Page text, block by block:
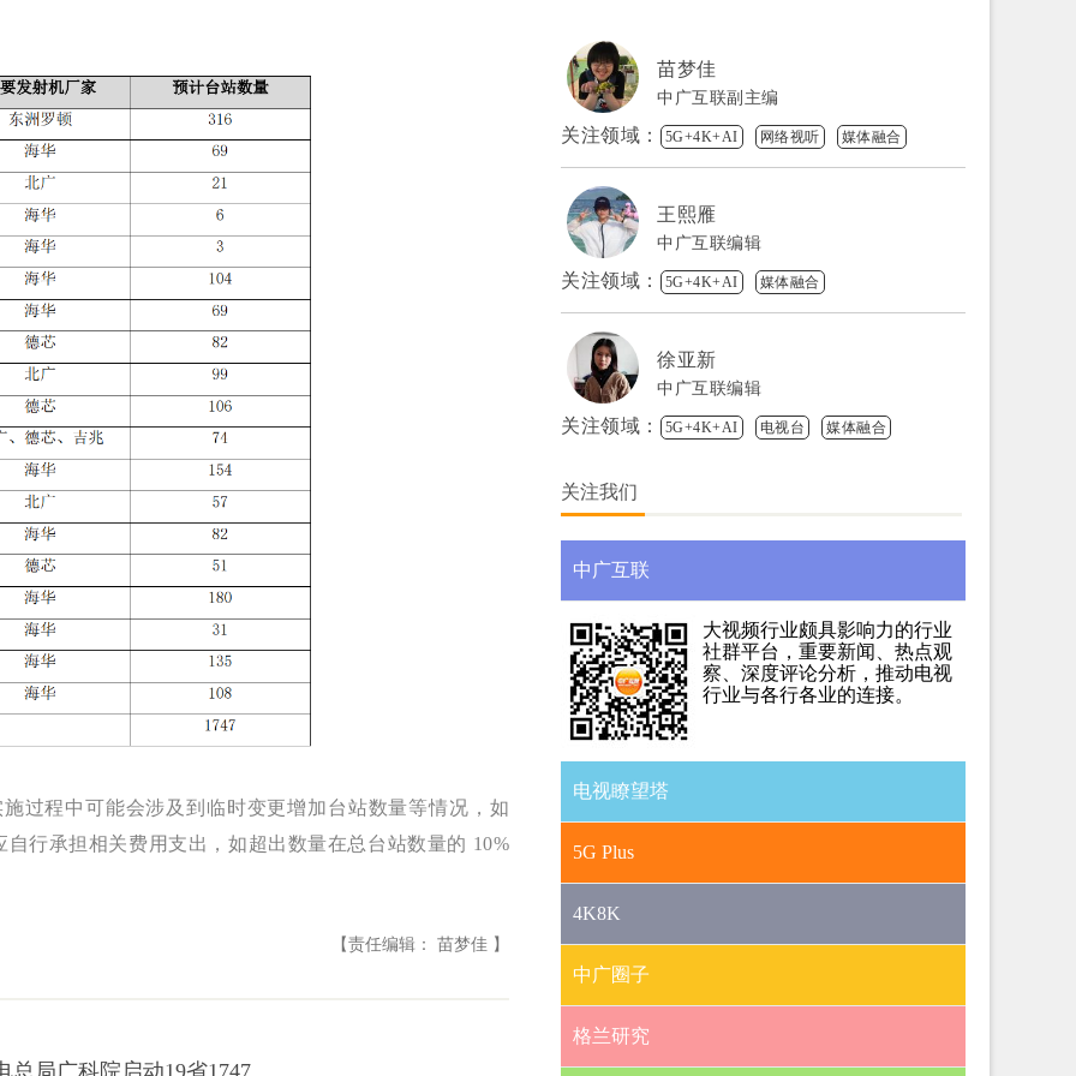
过程中可能会涉及到临时变更增加台站数量等情况，如
行承担相关费用支出，如超出数量在总台站数量的 10%
【责任编辑： 苗梦佳 】
总局广科院启动19省1747...
苗梦佳
中广互联副主编
关注领域： 5G+4K+AI 网络视听 媒体融合
王熙雁
中广互联编辑
关注领域： 5G+4K+AI 媒体融合
徐亚新
中广互联编辑
关注领域： 5G+4K+AI 电视台 媒体融合
关注我们
中广互联
大视频行业颇具影响力的行业
社群平台，重要新闻、热点观
察、深度评论分析，推动电视
行业与各行各业的连接。
电视瞭望塔
5G Plus
4K8K
中广圈子
格兰研究